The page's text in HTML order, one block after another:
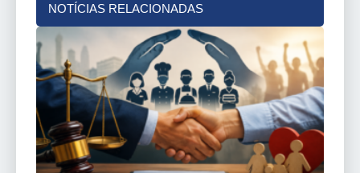
NOTÍCIAS RELACIONADAS